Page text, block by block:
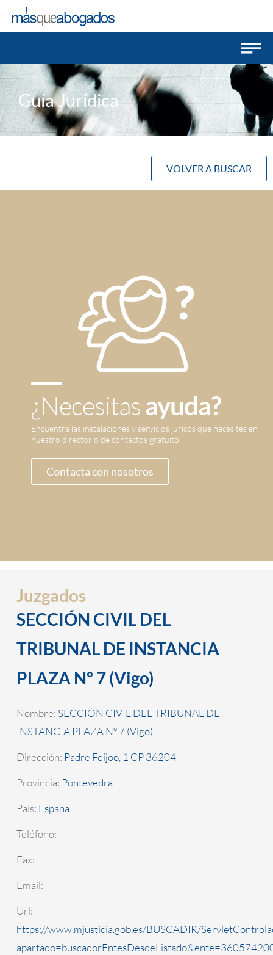
Guía Jurídica
VOLVER A BUSCAR
¿Necesitasayuda?
Encuentra las instalaciones y servicios jurícos que necesites en
nuestro directorio de contactos gratuito.
Contacta con nosotros
Juzgados
SECCIÓN CIVIL DEL
TRIBUNAL DE INSTANCIA
PLAZA Nº 7 (Vigo)
Nombre: SECCIÓN CIVIL DEL TRIBUNAL DE
INSTANCIA PLAZA Nº 7 (Vigo)
Dirección: Padre Feijoo, 1 CP 36204
Provincia: Pontevedra
País: España
Teléfono:
Fax:
Email:
Url:
https://www.mjusticia.gob.es/BUSCADIR/